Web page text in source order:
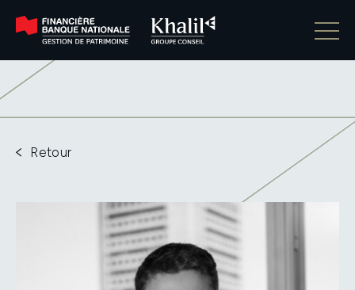
Retour